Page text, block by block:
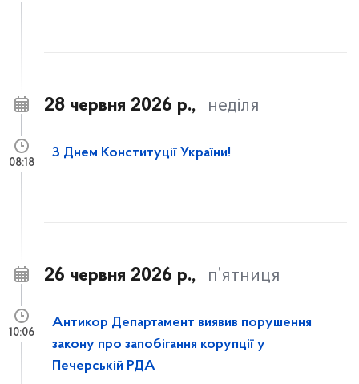
28 червня 2026 р., неділя
З Днем Конституції України!
08:18
26 червня 2026 р., п’ятниця
Антикор Департамент виявив порушення
закону про запобігання корупції у
Печерській РДА
10:06